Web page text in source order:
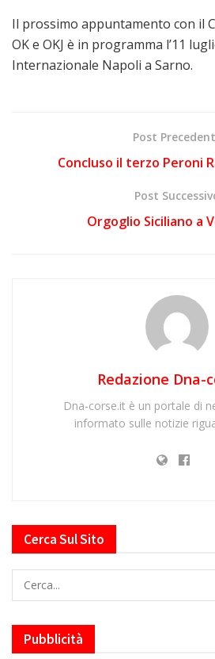
Il prossimo appuntamento con il
OK e OKJ è in programma l’11
Internazionale Napoli a Sarno.
Post
Concluso il terzo Peroni
Post
Orgoglio Siciliano a
Redazione Dna-
Dna-corse.it è un portale di
informato sulle notizie
Cerca Sul Sito
Pubblicità